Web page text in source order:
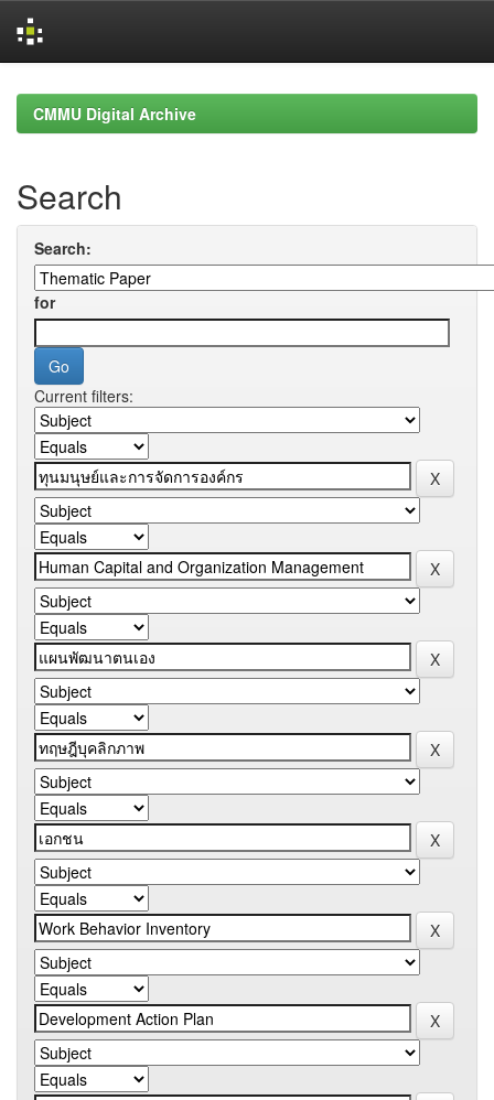
navigationCMMU Digital Archive
Search
Search:
for
Current filters: